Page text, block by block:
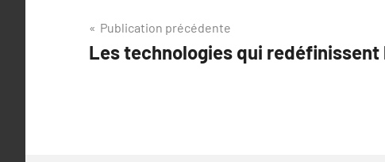
Navigation
de
Publication précédente
Les technologies qui redéfinissent